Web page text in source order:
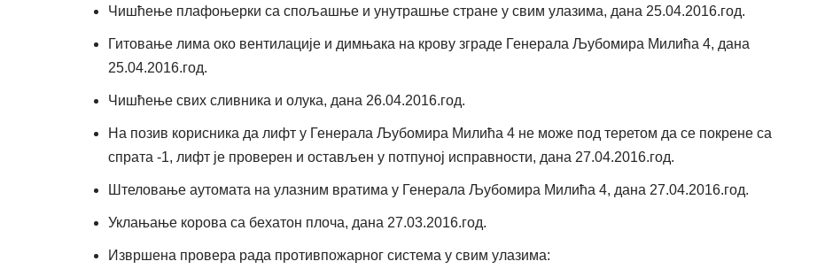
Чишћење плафоњерки са спољашње и унутрашње стране у свим улазима, дана 25.04.2016.год.
Гитовање лима око вентилације и димњака на крову зграде Генерала Љубомира Милића 4, дана
25.04.2016.год.
Чишћење свих сливника и олука, дана 26.04.2016.год.
На позив корисника да лифт у Генерала Љубомира Милића 4 не може под теретом да се покрене са
спрата -1, лифт је проверен и остављен у потпуној исправности, дана 27.04.2016.год.
Штеловање аутомата на улазним вратима у Генерала Љубомира Милића 4, дана 27.04.2016.год.
Уклањање корова са бехатон плоча, дана 27.03.2016.год.
Извршена провера рада противпожарног система у свим улазима: